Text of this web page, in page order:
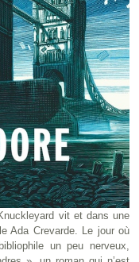
vit et dans une
Ada Crevarde. Le jour où
un peu nerveux,